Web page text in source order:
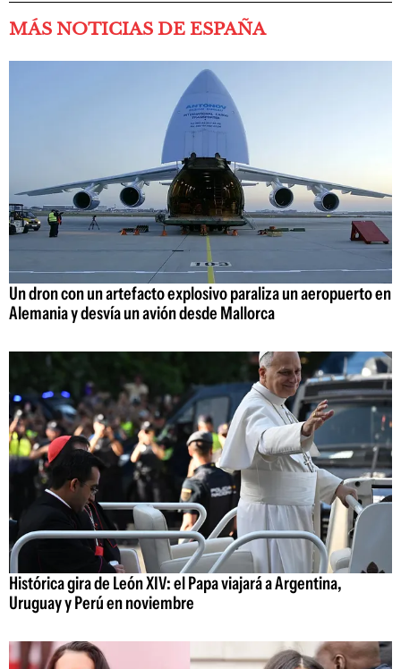
MÁS NOTICIAS DE ESPAÑA
Un dron con un artefacto explosivo paraliza un aeropuerto en
Alemania y desvía un avión desde Mallorca
Histórica gira de León XIV: el Papa viajará a Argentina,
Uruguay y Perú en noviembre